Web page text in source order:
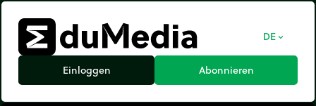
DE expand_more
Einloggen Abonnieren